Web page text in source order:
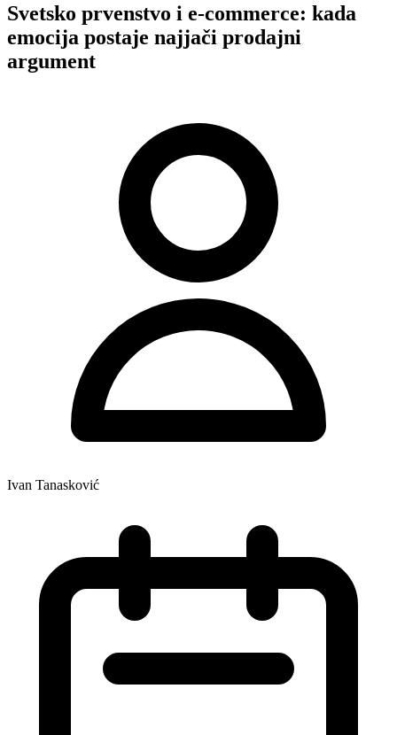
Svetsko prvenstvo i e-commerce: kada
emocija postaje najjači prodajni
argument
Ivan Tanasković